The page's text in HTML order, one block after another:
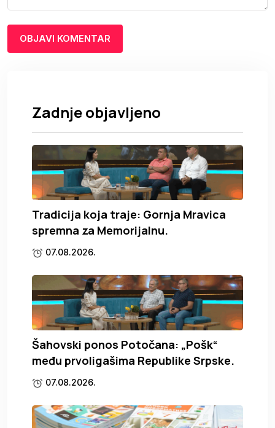
Zadnje objavljeno
Tradicija koja traje: Gornja Mravica
spremna za Memorijalnu.
07.08.2026.
Šahovski ponos Potočana: „Pošk“
među prvoligašima Republike Srpske.
07.08.2026.